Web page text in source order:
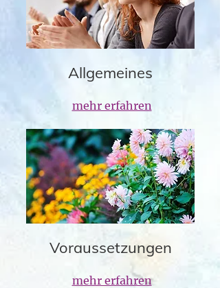
Allgemeines
mehr erfahren
Voraussetzungen
mehr erfahren